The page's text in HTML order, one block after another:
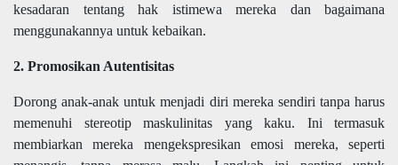
kesadaran tentang hak istimewa mereka dan bagaimana
menggunakannya untuk kebaikan.
2. Promosikan Autentisitas
Dorong anak-anak untuk menjadi diri mereka sendiri tanpa harus
memenuhi stereotip maskulinitas yang kaku. Ini termasuk
membiarkan mereka mengekspresikan emosi mereka, seperti